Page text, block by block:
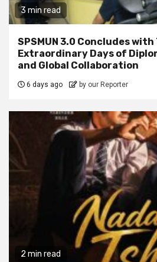
3 min read
SPSMUN 3.0 Concludes
Extraordinary Days of
and Global Collaboration
6 days ago by our Reporter
2 min read